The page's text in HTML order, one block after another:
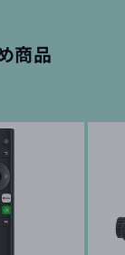
商品